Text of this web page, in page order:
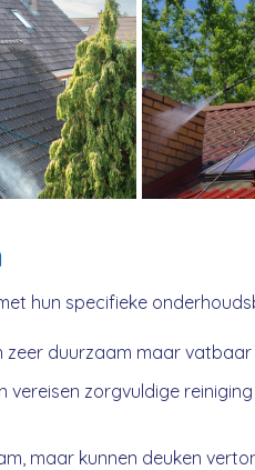
hun specifieke
duurzaam maar
vereisen zorgvuldige
maar kunnen deuken